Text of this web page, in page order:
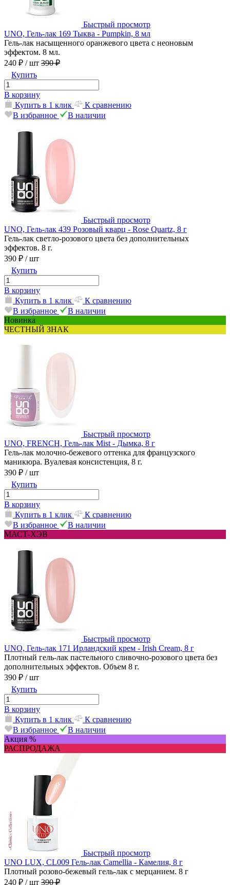
Быстрый просмотр
UNO, Гель-лак 169 Тыква - Pumpkin, 8 мл
Гель-лак насыщенного оранжевого цвета с неоновым
эффектом. 8 мл.
240 ₽ / шт 390 ₽
Купить
В корзину
Купить в 1 клик
К сравнению
В избранное
В наличии
Быстрый просмотр
UNO, Гель-лак 439 Розовый кварц - Rose Quartz, 8 г
Гель-лак светло-розового цвета без дополнительных
эффектов. 8 г.
390 ₽ / шт
Купить
В корзину
Купить в 1 клик
К сравнению
В избранное
В наличии
Новинка
ЧЕСТНЫЙ ЗНАК
Быстрый просмотр
UNO, FRENCH, Гель-лак Mist - Дымка, 8 г
Гель-лак молочно-бежевого оттенка для французского
маникюра. Вуалевая консистенция, 8 г.
390 ₽ / шт
Купить
В корзину
Купить в 1 клик
К сравнению
В избранное
В наличии
МАСТ-ХЭВ
Быстрый просмотр
UNO, Гель-лак 171 Ирландский крем - Irish Cream, 8 г
Плотный гель-лак пастельного сливочно-розового цвета без
дополнительных эффектов. Объем 8 г.
390 ₽ / шт
Купить
В корзину
Купить в 1 клик
К сравнению
В избранное
В наличии
Акция %
РАСПРОДАЖА
Быстрый просмотр
UNO LUX, CL009 Гель-лак Camellia - Камелия, 8 г
Плотный розово-бежевый гель-лак с мерцанием. 8 г
240 ₽ / шт 390 ₽